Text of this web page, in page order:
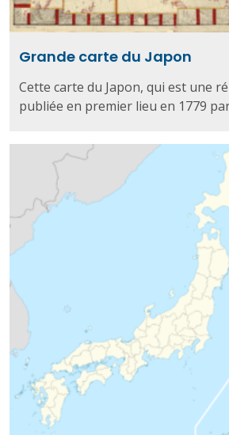
Grande carte du Japon
Cette carte du Japon, qui est une
publiée en premier lieu en 1779